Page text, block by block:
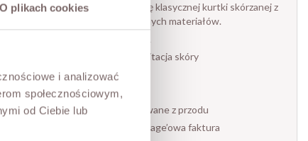
O plikach cookies
i analizować
społecznościowym,
od Ciebie lub
To model, który łączy estetykę klasycznej kurtki skórzanej z
wygodą i lekkością nowoczesnych materiałów.
– materiał: wysokiej jakości imitacja skóry
– fason: lekko oversize
– zapięcie: suwak + napy
– kieszenie: dwie duże, naszywane z przodu
– wykończenie: delikatnie vintage’owa faktura